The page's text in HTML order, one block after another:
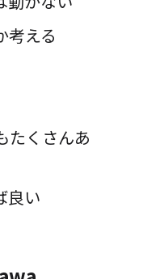
考える
たくさんあ
良い